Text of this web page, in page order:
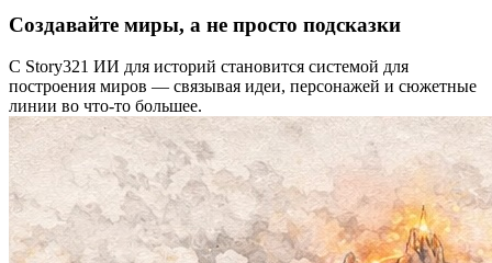
Создавайте миры, а не просто подсказки
С Story321 ИИ для историй становится системой для
построения миров — связывая идеи, персонажей и сюжетные
линии во что-то большее.